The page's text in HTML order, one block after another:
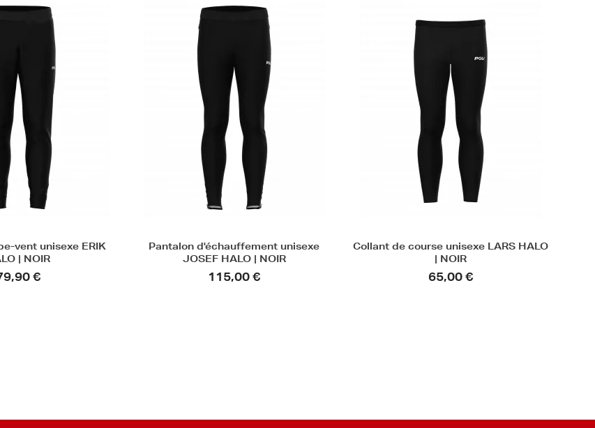
vent unisexe ERIK
| NOIR
€
Pantalon d'échauffement unisexe
JOSEF HALO | NOIR
115,00 €
Collant de course unisexe LARS HALO
| NOIR
65,00 €